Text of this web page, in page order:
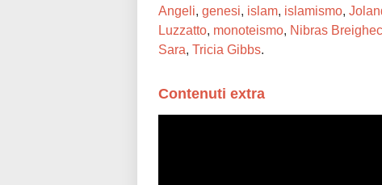
Angeli, genesi, islam, islamismo,
Luzzatto, monoteismo, Nibras
Sara, Tricia Gibbs.
Contenuti extra